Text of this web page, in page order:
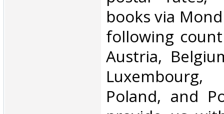
books via
following
Austria,
Poland, and